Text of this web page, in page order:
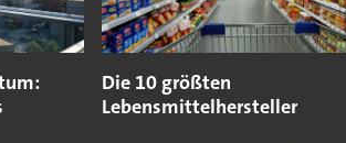
Die 10 größten
Lebensmittelhersteller